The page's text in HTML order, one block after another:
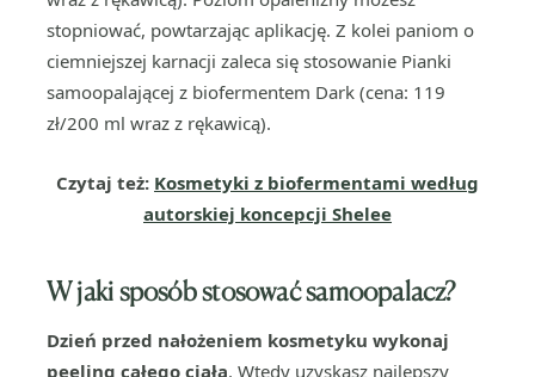
stopniować, powtarzając aplikację. Z kolei paniom o
ciemniejszej karnacji zaleca się stosowanie Pianki
samoopalającej z biofermentem Dark (cena: 119
zł/200 ml wraz z rękawicą).
Czytaj też: Kosmetyki z biofermentami według
autorskiej koncepcji Shelee
W jaki sposób stosować samoopalacz?
Dzień przed nałożeniem kosmetyku wykonaj
peeling całego ciała. Wtedy uzyskasz najlepszy